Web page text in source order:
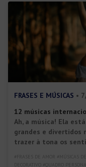
FRASES E MÚSICAS •
12 músicas
Ah, a música! Ela
grandes e divertidos
trazer à tona os